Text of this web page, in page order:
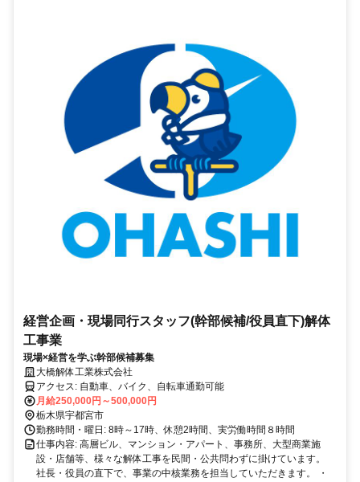
経営企画・現場同行スタッフ(幹部候補/役員直下)解体
工事業
現場×経営を学ぶ幹部候補募集
大橋解体工業株式会社
アクセス: 自動車、バイク、自転車通勤可能
月給250,000円～500,000円
栃木県宇都宮市
勤務時間・曜日: 8時～17時、休憩2時間、実労働時間８時間
仕事内容: 高層ビル、マンション・アパート、事務所、大型商業施
設・店舗等、様々な解体工事を民間・公共問わずに掛けています。
社長・役員の直下で、事業の中核業務を担当していただきます。 ・